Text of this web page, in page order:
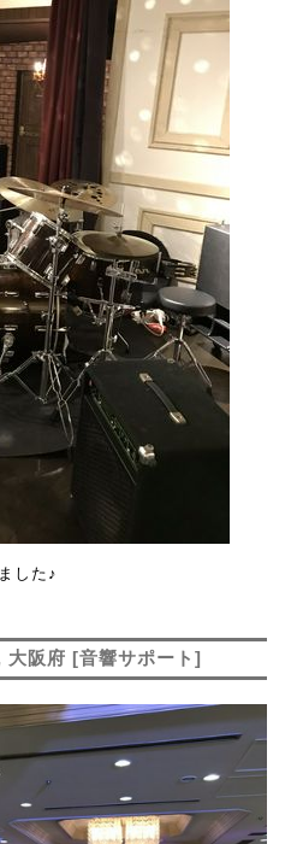
した♪
大阪府 [音響サポート]